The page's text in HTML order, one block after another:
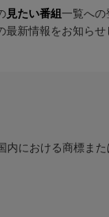
見たい番組 一覧への
最新情報をお知らせ
における商標また